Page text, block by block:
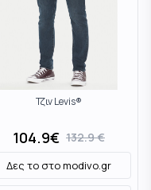
Τζιν Levis®
104.9€ 132.9€
Δες το στοmodivo.gr